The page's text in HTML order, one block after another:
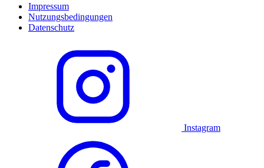
Impressum
Nutzungsbedingungen
Datenschutz
Instagram